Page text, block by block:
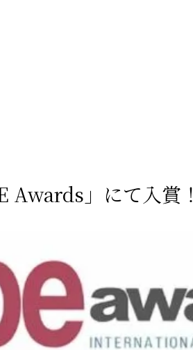
Awards」にて入賞！